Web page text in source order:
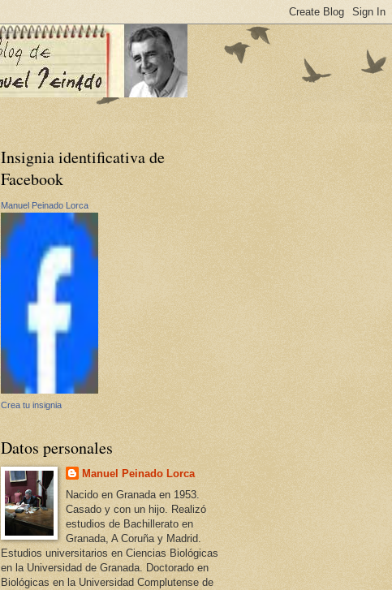
Insignia identificativa de
Facebook
Manuel Peinado Lorca
Crea tu insignia
Datos personales
Manuel Peinado Lorca
Nacido en Granada en 1953.
Casado y con un hijo. Realizó
estudios de Bachillerato en
Granada, A Coruña y Madrid.
Estudios universitarios en Ciencias Biológicas
en la Universidad de Granada. Doctorado en
Biológicas en la Universidad Complutense de